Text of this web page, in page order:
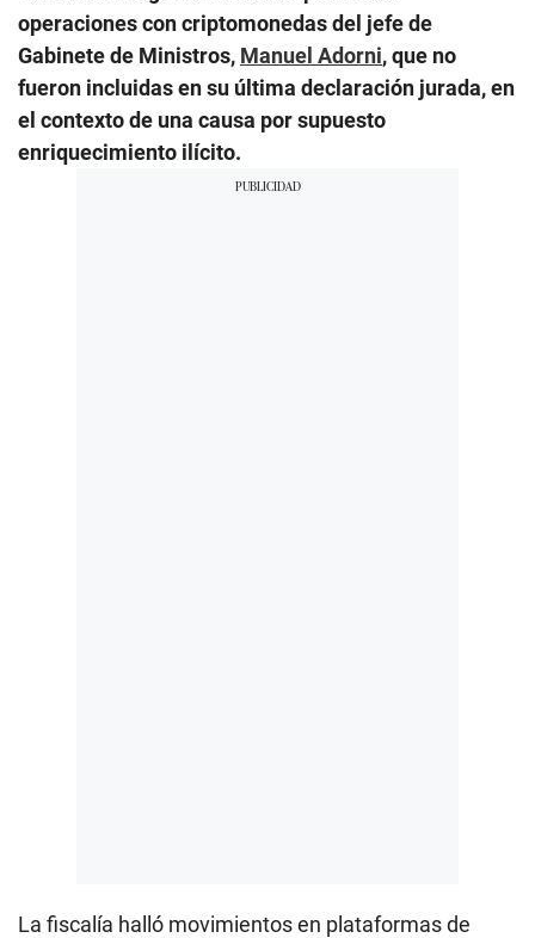
operaciones con criptomonedas del jefe de
Gabinete de Ministros, Manuel Adorni, que no
fueron incluidas en su última declaración jurada, en
el contexto de una causa por supuesto
enriquecimiento ilícito.
La fiscalía halló movimientos en plataformas de